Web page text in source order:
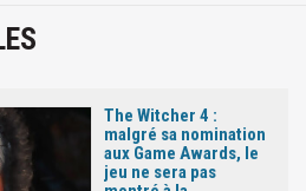
The Witcher 4 :
malgré sa nomination
aux Game Awards, le
jeu ne sera pas